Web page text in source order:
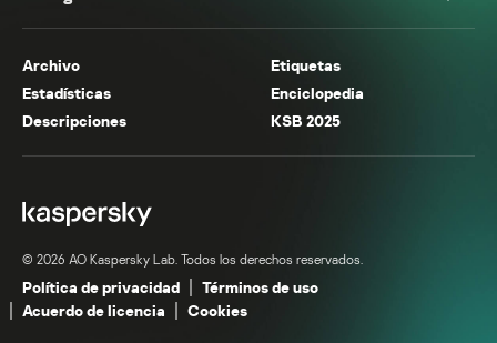
Archivo
Etiquetas
Estadísticas
Enciclopedia
Descripciones
KSB 2025
© 2026 AO Kaspersky Lab. Todos los derechos reservados.
Política de privacidad
Términos de uso
Acuerdo de licencia
Cookies